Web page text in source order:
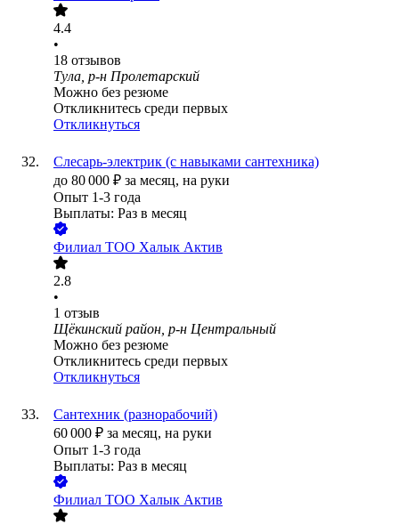
4.4
•
18 отзывов
Тула, р-н Пролетарский
Можно без резюме
Откликнитесь среди первых
Откликнуться
Слесарь-электрик (с навыками сантехника)
до 80 000 ₽ за месяц, на руки
Опыт 1-3 года
Выплаты: Раз в месяц
Филиал ТОО Халык Актив
2.8
•
1 отзыв
Щёкинский район, р-н Центральный
Можно без резюме
Откликнитесь среди первых
Откликнуться
Сантехник (разнорабочий)
60 000 ₽ за месяц, на руки
Опыт 1-3 года
Выплаты: Раз в месяц
Филиал ТОО Халык Актив